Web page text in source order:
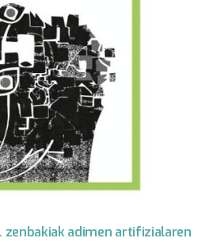
zenbakiak adimen artifizialaren